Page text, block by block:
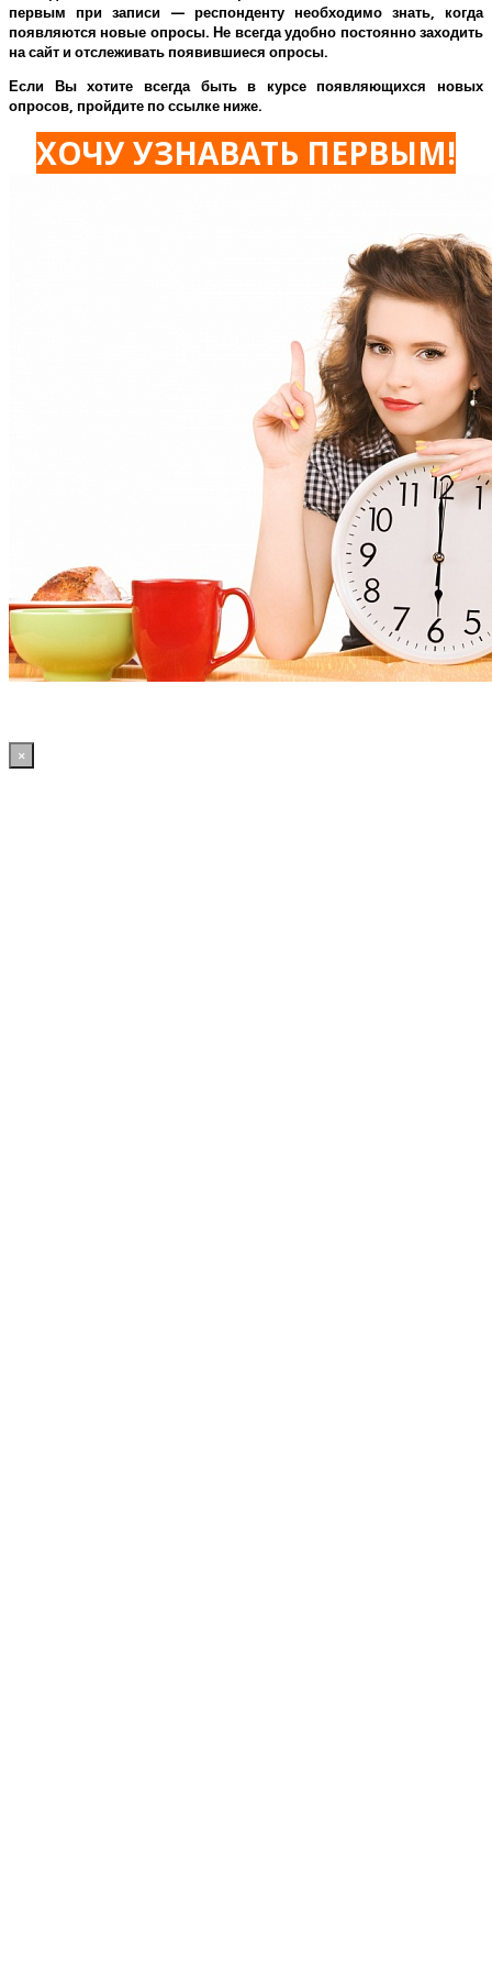
первым при записи — респонденту необходимо знать, когда
появляются новые опросы. Не всегда удобно постоянно заходить
на сайт и отслеживать появившиеся опросы.
Если Вы хотите всегда быть в курсе появляющихся новых
опросов, пройдите по ссылке ниже.
ХОЧУ УЗНАВАТЬ ПЕРВЫМ!
×